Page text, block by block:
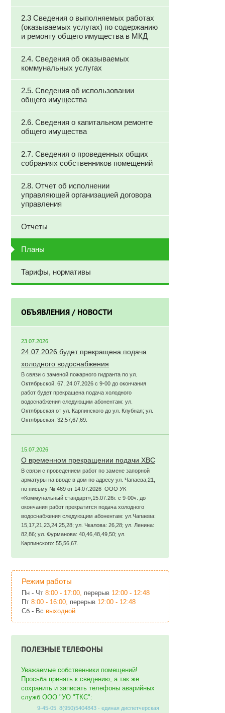
2.3 Сведения о выполняемых работах
(оказываемых услугах) по содержанию
и ремонту общего имущества в МКД
2.4. Сведения об оказываемых
коммунальных услугах
2.5. Сведения об использовании
общего имущества
2.6. Сведения о капитальном ремонте
общего имущества
2.7. Сведения о проведенных общих
собраниях собственников помещений
2.8. Отчет об исполнении
управляющей организацией договора
управления
Отчеты
Планы
Тарифы, нормативы
ОБЪЯВЛЕНИЯ / НОВОСТИ
23.07.2026
24.07.2026 будет прекращена подача
холодного водоснабжения
В связи с заменой пожарного гидранта по ул.
Октябрьской, 67, 24.07.2026 с 9-00 до окончания
работ будет прекращена подача холодного
водоснабжения следующим абонентам: ул.
Октябрьская от ул. Карпинского до ул. Клубная; ул.
Октябрьская: 32,57,67,69.
15.07.2026
О временном прекращении подачи ХВС
В связи с проведением работ по замене запорной
арматуры на вводе в дом по адресу ул. Чапаева,21,
по письму № 469 от 14.07.2026 ООО УК
«Коммунальный стандарт»,15.07.26г. с 9-00ч. до
окончания работ прекратится подача холодного
водоснабжения следующим абонентам: ул.Чапаева:
15,17,21,23,24,25,28; ул. Чкалова: 26,28; ул. Ленина:
82,86; ул. Фурманова: 40,46,48,49,50; ул.
Карпинского: 55,56,67.
Режим работы
Пн - Чт 8:00 - 17:00, перерыв 12:00 - 12:48
Пт 8:00 - 16:00, перерыв 12:00 - 12:48
Сб - Вс выходной
ПОЛЕЗНЫЕ ТЕЛЕФОНЫ
Уважаемые собственники помещений!
Просьба принять к сведению, а так же
сохранить и записать телефоны аварийных
служб ООО "УО "ТКС":
9-45-05, 8(950)5404843 - единая диспетчерская